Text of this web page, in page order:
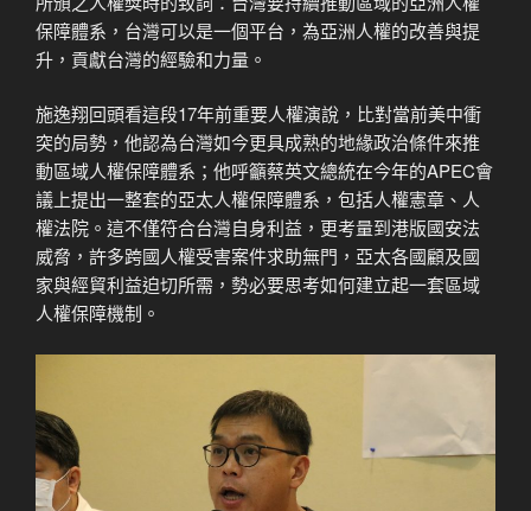
保障體系，台灣可以是一個平台，為亞洲人權的改善與提
升，貢獻台灣的經驗和力量。
施逸翔回頭看這段17年前重要人權演說，比對當前美中衝
突的局勢，他認為台灣如今更具成熟的地緣政治條件來推
動區域人權保障體系；他呼籲蔡英文總統在今年的APEC會
議上提出一整套的亞太人權保障體系，包括人權憲章、人
權法院。這不僅符合台灣自身利益，更考量到港版國安法
威脅，許多跨國人權受害案件求助無門，亞太各國顧及國
家與經貿利益迫切所需，勢必要思考如何建立起一套區域
人權保障機制。